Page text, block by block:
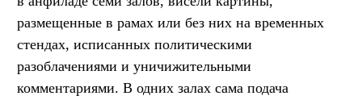
размещенные в рамах или без них на временных
стендах, исписанных политическими
разоблачениями и уничижительными
комментариями. В одних залах сама подача